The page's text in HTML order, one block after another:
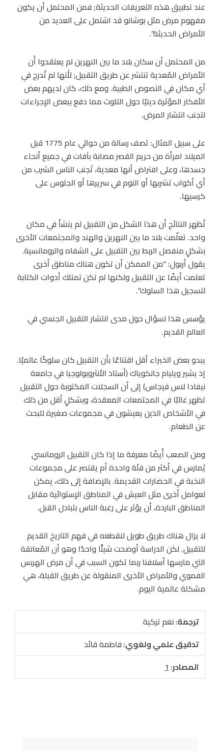
عند تطبيق هذه التعريفات الحديثة; فمن المحتمل أن يكون
مفهوم مرض مثل بوشانو قد اشتمل على العديد من
الأمراض الحديثة”.
من المحتمل أن سكان بلاد ما بين النهرين لم يعتقدوا أَن
الأمراض المُعدية تنتشر عن طريق التقبيل; لأَنها لم تُدرج في
أي مكان في النصوص الطبية. ومع ذلك، كان لديهم بعض
الأفكار المؤثرة دينيًا حول التلوث مما دفع ببعض الإجراءات
لتجنب انتشار المرض.
على سبيل المثال: تصف رسالة من حوالي عام 1775 قبل
الميلاد امرأة من حريم القصر مصابة بآفات في جميع أنحاء
جسدها، وعلى افتراض أنها معدية، تَجنب الناس الشرب من
أي أكواب تشربها أو النوم في سريرها أو الجلوس على
كرسيها.
تُظهر النتائج أن هذا الشكل من التقبيل لم ينشأ في مكان
واحد. تعلّمت بلاد ما بين النهرين والهند والمجتمعات الأخرى
بشكلٍ منفصل الربط بين التقبيل على الشفاه والرومانسية.
يقول أربول: “من الممكن أن تكون هناك مناطق أخرى
تعلمت أيضًا عن التقبيل ولكنها لم تكن تمتلك أدوات الكتابة
لتسجيل هذا السلوك”.
يؤسس هذا لسؤال حول مدى انتشار التقبيل الجنسي في
العالم القديم.
يبدو بعض الخبراء أقل اقتناعًا بأن التقبيل كان سلوكًا عالميًا.
إذ يشير ويليام جانكوياك (أستاذ الأنثروبولوجيا في جامعة
نيفادا لاس فيجاس) إلى أن السجلات المكتوبة حول التقبيل
تظهر غالبًا في المجتمعات المعقدة، وبشكلٍ أقل من ذلك
في الأشخاص الذين يعيشون في مجموعات صغيرة للبحث
عن الطعام.
ومن الصعب أَيضًا معرفة ما إذا كان التقبيل الرومانسي
يُمارس في أكثر من فئة واحدة أم يقتصر على مجموعات
النخبة في الحضارات القديمة. بالإضافة إلى ذلك، يمكن
لعوامل أخرى مثل العيش في المناطق الإستوائية مقابل
المناطق الباردة، أن يؤثر على رغبة الناس بتبادل القبل.
لا يزال هناك طريق طويل لنقطعه في فهم التاريخ القديم
للتقبيل. لكن الدراسة أوضحت شيئًا واحدًا وهو أن المُعانقة
التي مارسها أسلافنا ربما تكون السبب في أن مرض الهربس
الفموي والأمراض الأخرى المنقولة عن طريق القبلة، هي
مشكلة عالمية اليوم.
ترجمة:نغم تركية
تدقيق علمي ولغوي:فاطمة قائد
المصادر:1